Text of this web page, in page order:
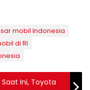
mobil Indonesia
di RI
Ini, Toyota